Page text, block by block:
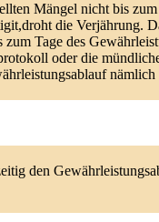
Mängel nicht bis
die Verjährung.
zum Tage des
oder die
nämlich
den